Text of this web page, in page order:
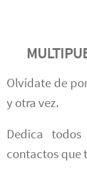
Olvídate de
y otra vez.
Dedica
contactos que